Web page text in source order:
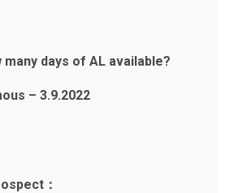
many days of AL available?
– 3.9.2022
：